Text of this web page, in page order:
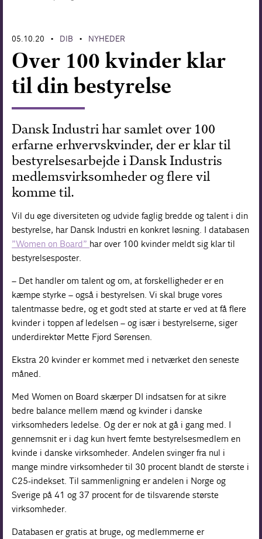
05.10.20 • DIB • NYHEDER
Over 100 kvinder klar
til din bestyrelse
Dansk Industri har samlet over 100
erfarne erhvervskvinder, der er klar til
bestyrelsesarbejde i Dansk Industris
medlemsvirksomheder og flere vil
komme til.
Vil du øge diversiteten og udvide faglig bredde og talent i din
bestyrelse, har Dansk Industri en konkret løsning. I databasen
”Women on Board” har over 100 kvinder meldt sig klar til
bestyrelsesposter.
– Det handler om talent og om, at forskelligheder er en
kæmpe styrke – også i bestyrelsen. Vi skal bruge vores
talentmasse bedre, og et godt sted at starte er ved at få flere
kvinder i toppen af ledelsen – og især i bestyrelserne, siger
underdirektør Mette Fjord Sørensen.
Ekstra 20 kvinder er kommet med i netværket den seneste
måned.
Med Women on Board skærper DI indsatsen for at sikre
bedre balance mellem mænd og kvinder i danske
virksomheders ledelse. Og der er nok at gå i gang med. I
gennemsnit er i dag kun hvert femte bestyrelsesmedlem en
kvinde i danske virksomheder. Andelen svinger fra nul i
mange mindre virksomheder til 30 procent blandt de største i
C25-indekset. Til sammenligning er andelen i Norge og
Sverige på 41 og 37 procent for de tilsvarende største
virksomheder.
Databasen er gratis at bruge, og medlemmerne er